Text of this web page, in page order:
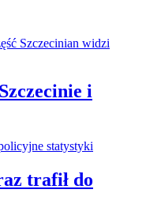
i
trafił do